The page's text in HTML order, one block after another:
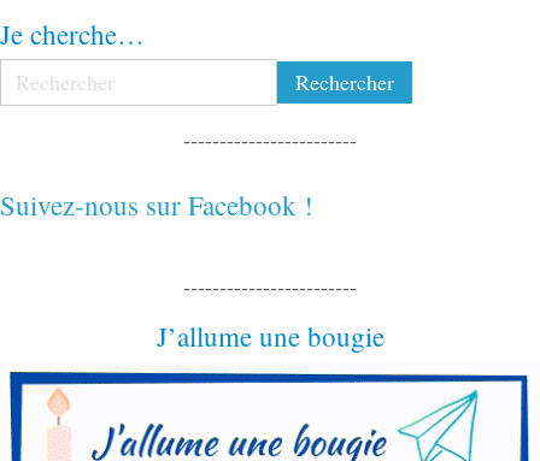
Je cherche…
------------------------
Suivez-nous sur Facebook !
------------------------
J’allume une bougie